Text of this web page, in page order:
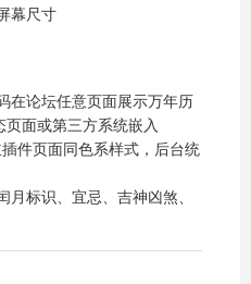
幕尺寸
在论坛任意页面展示万年历
面或第三方系统嵌入
件页面同色系样式，后台统
月标识、宜忌、吉神凶煞、